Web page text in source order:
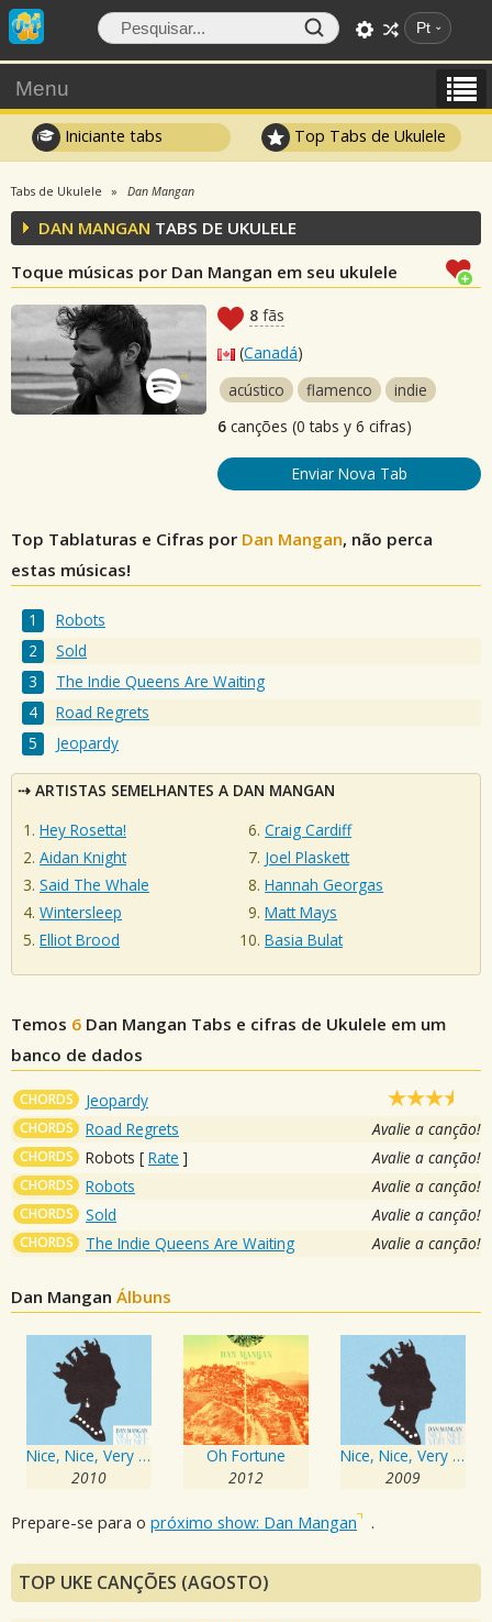
Pt
Menu
Iniciante tabs Top Tabs de Ukulele
Tabs de Ukulele Dan Mangan
DAN MANGAN TABS DE UKULELE
Toque músicas por Dan Mangan em seu ukulele
8 fãs
(Canadá)
acústico
flamenco
indie
6 canções (0 tabs y 6 cifras)
Enviar Nova Tab
Top Tablaturas e Cifras por Dan Mangan, não perca
estas músicas!
Robots
Sold
The Indie Queens Are Waiting
Road Regrets
Jeopardy
ARTISTAS SEMELHANTES A DAN MANGAN
Hey Rosetta!
Aidan Knight
Said The Whale
Wintersleep
Elliot Brood
Craig Cardiff
Joel Plaskett
Hannah Georgas
Matt Mays
Basia Bulat
Temos 6 Dan Mangan Tabs e cifras de Ukulele em um
banco de dados
CHORDS Jeopardy
CHORDS Road Regrets Avalie a canção!
CHORDS Robots [ Rate ] Avalie a canção!
CHORDS Robots Avalie a canção!
CHORDS Sold Avalie a canção!
CHORDS The Indie Queens Are Waiting Avalie a canção!
Dan Mangan Álbuns
Nice, Nice, Very Nice
2010
Oh Fortune
2012
Nice, Nice, Very Nice
2009
Prepare-se para o próximo show: Dan Mangan .
TOP UKE CANÇÕES (AGOSTO)